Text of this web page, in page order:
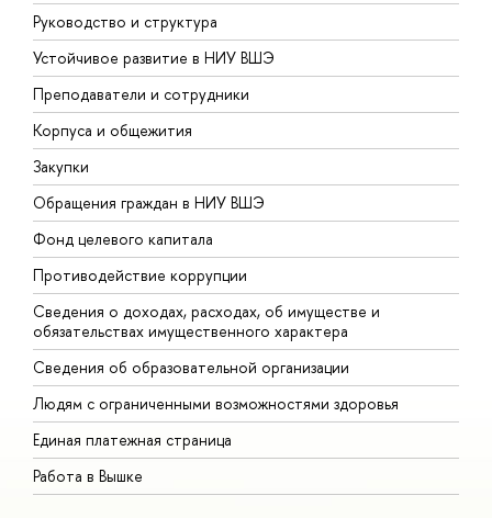
Руководство и структура
Устойчивое развитие в НИУ ВШЭ
Преподаватели и сотрудники
Корпуса и общежития
Закупки
Обращения граждан в НИУ ВШЭ
Фонд целевого капитала
Противодействие коррупции
Сведения о доходах, расходах, об имуществе и
обязательствах имущественного характера
Сведения об образовательной организации
Людям с ограниченными возможностями здоровья
Единая платежная страница
Работа в Вышке